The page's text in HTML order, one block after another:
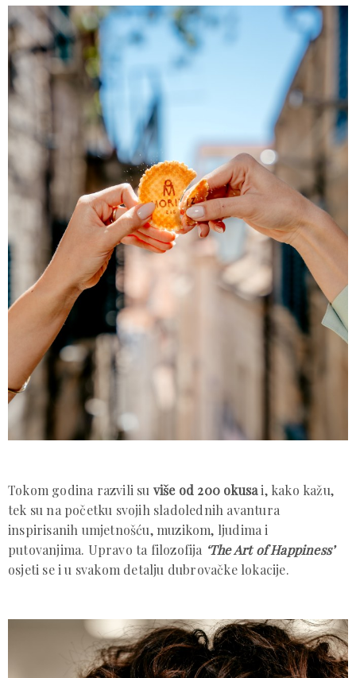
Tokom godina razvili su više od 200 okusai, kako kažu,
tek su na početku svojih sladolednih avantura
inspirisanih umjetnošću, muzikom, ljudima i
putovanjima. Upravo ta filozofija ‘The Art of Happiness’
osjeti se i u svakom detalju dubrovačke lokacije.